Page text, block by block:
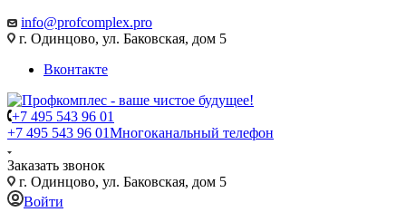
info@profcomplex.pro
г. Одинцово, ул. Баковская, дом 5
Вконтакте
+7 495 543 96 01
+7 495 543 96 01Многоканальный телефон
Заказать звонок
г. Одинцово, ул. Баковская, дом 5
Войти